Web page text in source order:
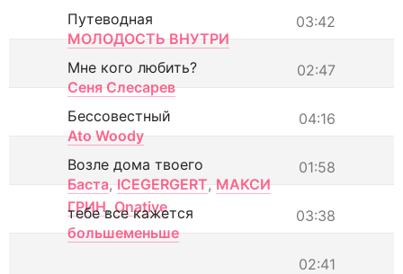
03:42
Путеводная
МОЛОДОСТЬ ВНУТРИ
02:47
Мне кого любить?
Сеня Слесарев
04:16
Бессовестный
Ato Woody
01:58
Возле дома твоего
Баста, ICEGERGERT, МАКСИ
ГРИН, Onative 03:38
тебе все кажется
большеменьше
02:41